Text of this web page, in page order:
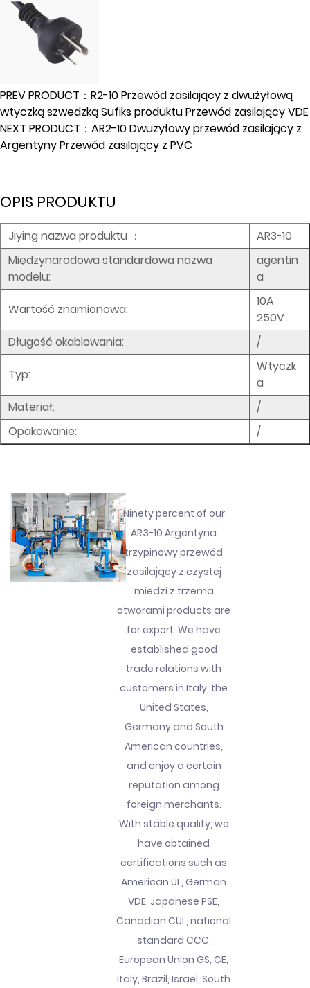
PREV PRODUCT：R2-10 Przewód zasilający z dwużyłową
wtyczką szwedzką Sufiks produktu Przewód zasilający VDE
NEXT PRODUCT：AR2-10 Dwużyłowy przewód zasilający z
Argentyny Przewód zasilający z PVC
OPIS PRODUKTU
Jiying nazwa produktu ：
AR3-10
Międzynarodowa standardowa nazwa
modelu:
agentin
a
Wartość znamionowa:
10A
250V
Długość okablowania:
/
Typ:
Wtyczk
a
Materiał:
/
Opakowanie:
/
Ninety percent of our
AR3-10 Argentyna
trzypinowy przewód
zasilający z czystej
miedzi z trzema
otworami products are
for export. We have
established good
trade relations with
customers in Italy, the
United States,
Germany and South
American countries,
and enjoy a certain
reputation among
foreign merchants.
With stable quality, we
have obtained
certifications such as
American UL, German
VDE, Japanese PSE,
Canadian CUL, national
standard CCC,
European Union GS, CE,
Italy, Brazil, Israel, South